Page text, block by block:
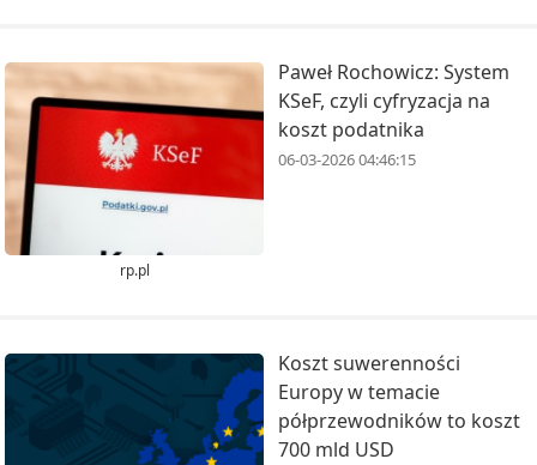
rp.pl
Paweł Rochowicz: System
KSeF, czyli cyfryzacja na
koszt podatnika
06-03-2026 04:46:15
Koszt suwerenności
Europy w temacie
półprzewodników to koszt
700 mld USD